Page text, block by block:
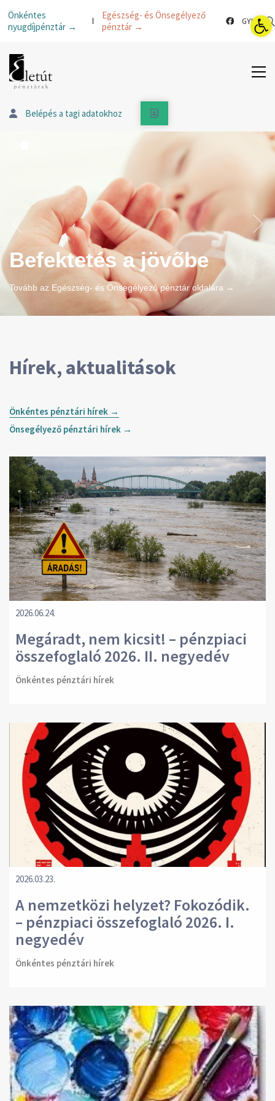
Önkéntes
nyugdíjpénztár →
Egészség- és Önsegélyező
pénztár →
GYIK
Belépés a tagi adatokhoz
Befektetés a jövőbe
Tovább az Egészség- és Önsegélyező pénztár oldalára →
Hírek, aktualitások
Önkéntes pénztári hírek →
Önsegélyező pénztári hírek →
2026.06.24.
Megáradt, nem kicsit! – pénzpiaci
összefoglaló 2026. II. negyedév
Önkéntes pénztári hírek
2026.03.23.
A nemzetközi helyzet? Fokozódik.
– pénzpiaci összefoglaló 2026. I.
negyedév
Önkéntes pénztári hírek